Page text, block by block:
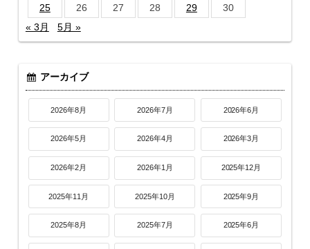
25
26 27 28 29
30
« 3月
5月 »
アーカイブ
2026年8月 2026年7月 2026年6月
2026年5月 2026年4月 2026年3月
2026年2月 2026年1月 2025年12月
2025年11月 2025年10月 2025年9月
2025年8月 2025年7月 2025年6月